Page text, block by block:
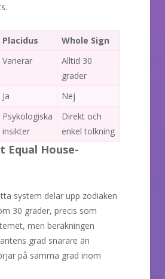
Placidus
Whole Sign
Varierar
Alltid 30
grader
Ja
Nej
Psykologiska
insikter
Direkt och
enkel tolkning
Equal House-
system delar upp zodiaken
30 grader, precis som
men beräkningen
grad snarare än
på samma grad inom